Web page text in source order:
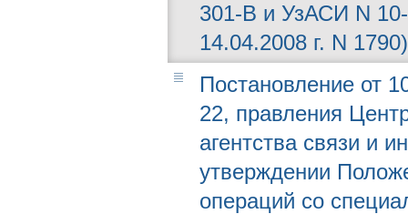
301-В и УзАСИ N
14.04.2008 г. N 1790)
Постановление от
22, правления
агентства связи и
утверждении
операций со